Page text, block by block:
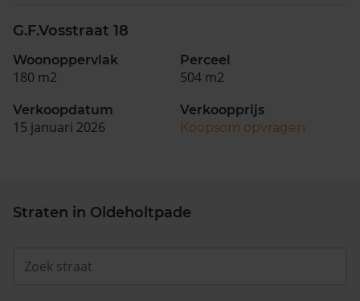
G.F.Vosstraat 18
Woonoppervlak
180 m2
Perceel
504 m2
Verkoopdatum
15 januari 2026
Verkoopprijs
Koopsom opvragen
Straten in Oldeholtpade